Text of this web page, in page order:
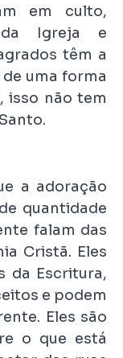
em culto,
da Igreja e
têm a
uma forma
isso não tem
a adoração
quantidade
falam das
Cristã. Eles
da Escritura,
e podem
Eles são
o que está